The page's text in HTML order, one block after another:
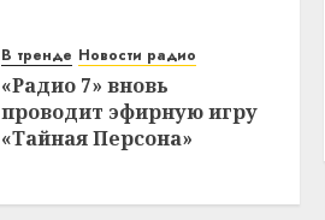
В тренде Новости радио
«Радио 7» вновь
проводит эфирную игру
«Тайная Персона»